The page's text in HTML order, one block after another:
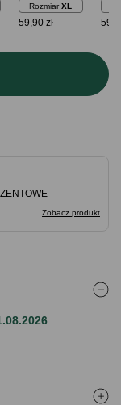
RozmiarXL
59,90 zł
Zobacz produkt